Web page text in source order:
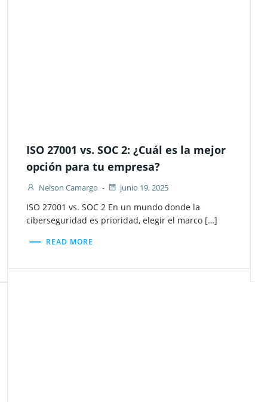
ISO 27001 vs. SOC 2: ¿Cuál es la mejor
opción para tu empresa?
Nelson Camargo - junio 19, 2025
ISO 27001 vs. SOC 2 En un mundo donde la
ciberseguridad es prioridad, elegir el marco […]
READ MORE